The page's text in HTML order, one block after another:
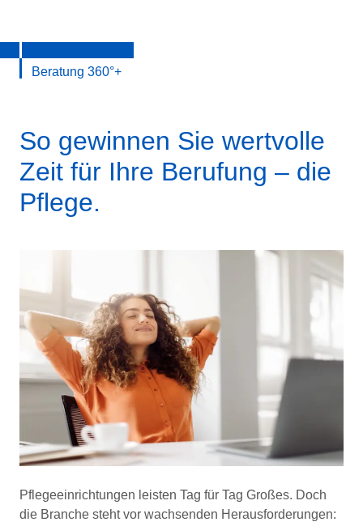
Beratung 360°+
So gewinnen Sie wertvolle
Zeit für Ihre Berufung – die
Pflege.
Pflegeeinrichtungen leisten Tag für Tag Großes. Doch
die Branche steht vor wachsenden Herausforderungen: